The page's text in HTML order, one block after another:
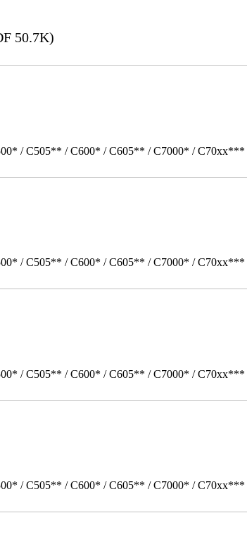
50.7K)
/ C505** / C600* / C605** / C7000* / C70xx***
/ C505** / C600* / C605** / C7000* / C70xx***
/ C505** / C600* / C605** / C7000* / C70xx***
/ C505** / C600* / C605** / C7000* / C70xx***